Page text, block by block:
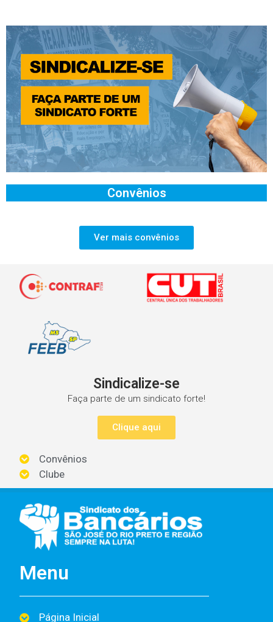
Convênios
Ver mais convênios
Sindicalize-se
Faça parte de um sindicato forte!
Clique aqui
Convênios
Clube
Menu
Página Inicial